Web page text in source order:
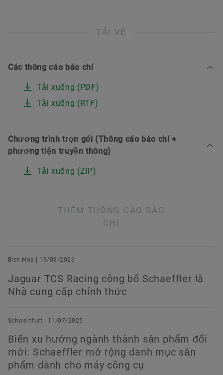
TẢI VỀ
Các thông cáo báo chí
Tải xuống (PDF)
Tải xuống (RTF)
Chương trình trọn gói (Thông cáo báo chí +
phương tiện truyền thông)
Tải xuống (ZIP)
THÊM THÔNG CÁO BÁO
CHÍ
Bien Hoa | 19/03/2026
Jaguar TCS Racing công bố Schaeffler là
Nhà cung cấp chính thức
Schweinfurt | 11/07/2025
Biến xu hướng ngành thành sản phẩm đổi
mới: Schaeffler mở rộng danh mục sản
phẩm dành cho máy công cụ